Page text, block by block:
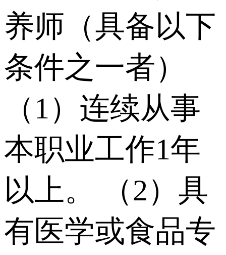
养师（具备以下
条件之⼀者）
（1）连续从事
本职业⼯作1年
以上。 （2）具
有医学或⾷品专